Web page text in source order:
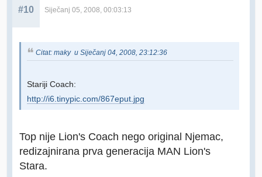
#10 Siječanj 05, 2008, 00:03:13
Citat: maky u Siječanj 04, 2008, 23:12:36
Stariji Coach:
http://i6.tinypic.com/867eput.jpg
Top nije Lion's Coach nego original Njemac,
redizajnirana prva generacija MAN Lion's
Stara.